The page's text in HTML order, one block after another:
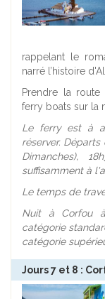
rappelant le
narré l’histoire
Prendre la
ferry boats sur la
Le ferry est à
réserver. Départs
Dimanches),
suffisamment à
Le temps de
Nuit à Corfou
catégorie
catégorie
Jours 7 et 8 :